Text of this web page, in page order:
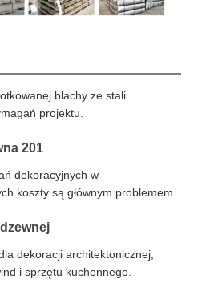
blachy ze stali
projektu.
201
dekoracyjnych w
koszty są głównym problemem.
dekoracji architektonicznej,
i sprzętu kuchennego.